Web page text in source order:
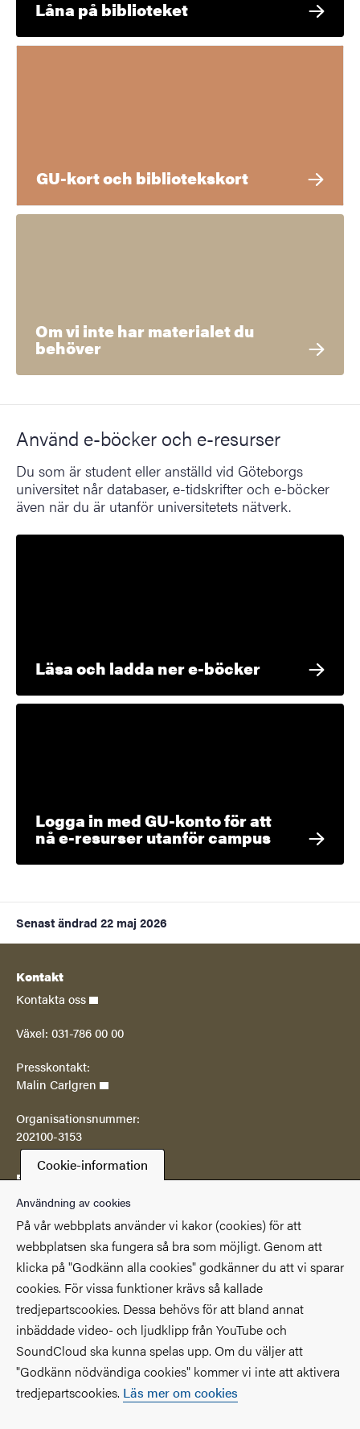
Låna på biblioteket
GU-kort och bibliotekskort
Om vi inte har materialet du
behöver
Använd e-böcker och e-resurser
Du som är student eller anställd vid Göteborgs
universitet når databaser, e-tidskrifter och e-böcker
även när du är utanför universitetets nätverk.
Läsa och ladda ner e-böcker
Logga in med GU-konto för att
nå e-resurser utanför campus
Senast ändrad 22 maj 2026
Cookie-information
Användning av cookies
På vår webbplats använder vi kakor (cookies) för att
webbplatsen ska fungera så bra som möjligt. Genom att
klicka på "Godkänn alla cookies" godkänner du att vi sparar
cookies. För vissa funktioner krävs så kallade
tredjepartscookies. Dessa behövs för att bland annat
inbäddade video- och ljudklipp från YouTube och
SoundCloud ska kunna spelas upp. Om du väljer att
"Godkänn nödvändiga cookies" kommer vi inte att aktivera
tredjepartscookies. Läs mer om cookies
Kontakt
Kontakta oss
Växel: 031-786 00 00
Presskontakt:
Malin Carlgren
Organisationsnummer:
202100-3153
Postadress
Göteborgs universitetsbibliotek
Box 607
SE 405 30 Göteborg
Genvägar
Studentportalen(Extern länk)
Medarbetarportalen(Extern länk)
Göteborgs universitet (Extern länk)
Om webbplatsen
Tillgänglighetsredogörelse